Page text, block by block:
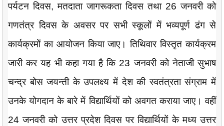
पर्यटन दिवस, मतदाता जागरूकता दिवस तथा 26 जनवरी को
गणतंत्र दिवस के अवसर पर सभी स्कूलों में भव्यपूर्ण ढंग से
कार्यक्रमों का आयोजन किया जाए। तिथिवार विस्तृत कार्यक्रम
जारी कर यह भी कहा गया है कि 23 जनवरी को नेताजी सुभाष
चन्द्र बोस जयन्ती के उपलक्ष्य में देश की स्वतंत्रता संग्राम में
उनके योगदान के बारे में विद्यार्थियों को अवगत कराया जाए। वहीं
24 जनवरी को उत्तर प्रदेश दिवस पर विद्यार्थियों के मध्य उत्तर